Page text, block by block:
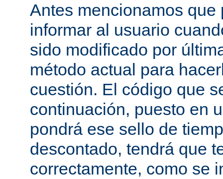
Antes mencionamos que
informar al usuario
sido modificado por
método actual para
cuestión. El código que
continuación, puesto en
pondrá ese sello de
descontado, tendrá que
correctamente, como se